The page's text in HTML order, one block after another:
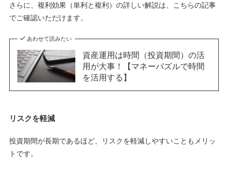
さらに、複利効果（単利と複利）の詳しい解説は、こちらの記事
でご確認いただけます。
あわせて読みたい
資産運用は時間（投資期間）の活
用が大事！【マネーパズルで時間
を活用する】
リスクを軽減
投資期間が長期であるほど、リスクを軽減しやすいこともメリッ
トです。